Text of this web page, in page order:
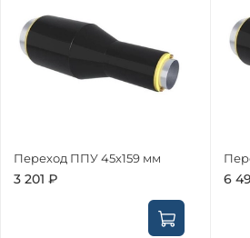
Переход ППУ 45х159 мм
3 201 ₽ 6